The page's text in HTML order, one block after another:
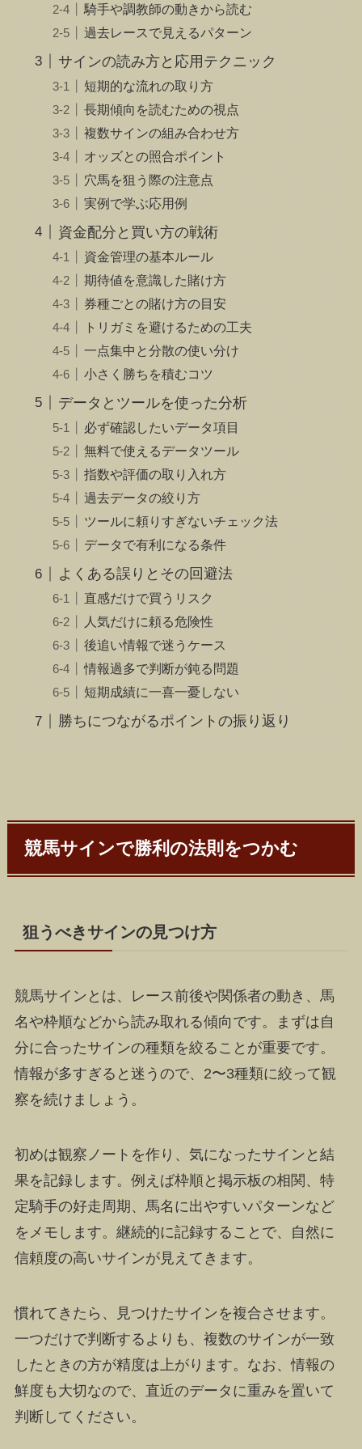
騎手や調教師の動きから読む
過去レースで見えるパターン
サインの読み方と応用テクニック
短期的な流れの取り方
長期傾向を読むための視点
複数サインの組み合わせ方
オッズとの照合ポイント
穴馬を狙う際の注意点
実例で学ぶ応用例
資金配分と買い方の戦術
資金管理の基本ルール
期待値を意識した賭け方
券種ごとの賭け方の目安
トリガミを避けるための工夫
一点集中と分散の使い分け
小さく勝ちを積むコツ
データとツールを使った分析
必ず確認したいデータ項目
無料で使えるデータツール
指数や評価の取り入れ方
過去データの絞り方
ツールに頼りすぎないチェック法
データで有利になる条件
よくある誤りとその回避法
直感だけで買うリスク
人気だけに頼る危険性
後追い情報で迷うケース
情報過多で判断が鈍る問題
短期成績に一喜一憂しない
勝ちにつながるポイントの振り返り
競馬サインで勝利の法則をつかむ
狙うべきサインの見つけ方
競馬サインとは、レース前後や関係者の動き、馬
名や枠順などから読み取れる傾向です。まずは自
分に合ったサインの種類を絞ることが重要です。
情報が多すぎると迷うので、2〜3種類に絞って観
察を続けましょう。
初めは観察ノートを作り、気になったサインと結
果を記録します。例えば枠順と掲示板の相関、特
定騎手の好走周期、馬名に出やすいパターンなど
をメモします。継続的に記録することで、自然に
信頼度の高いサインが見えてきます。
慣れてきたら、見つけたサインを複合させます。
一つだけで判断するよりも、複数のサインが一致
したときの方が精度は上がります。なお、情報の
鮮度も大切なので、直近のデータに重みを置いて
判断してください。